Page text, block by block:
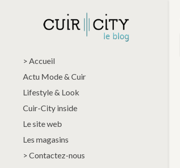
> Accueil
Actu Mode & Cuir
Lifestyle & Look
Cuir-City inside
Le site web
Les magasins
> Contactez-nous